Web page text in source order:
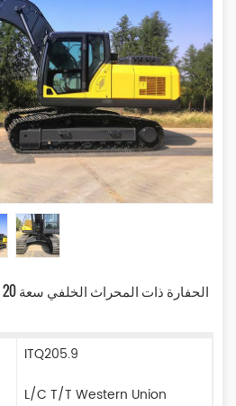
ITQ205.9
L/C T/T Western Union